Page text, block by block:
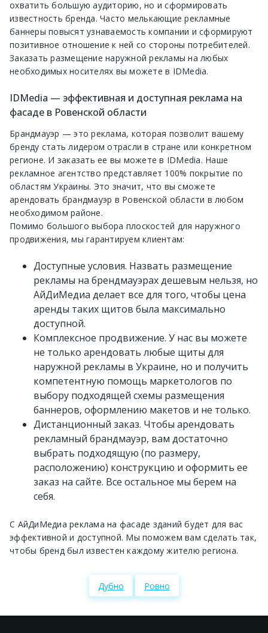
охватить большую аудиторию, но и сформировать
известность бренда. Часто мелькающие рекламные
баннеры повысят узнаваемость компании и сформируют
позитивное отношение к ней со стороны потребителей.
Заказать размещение наружной рекламы на любых
необходимых носителях вы можете в IDMedia.
IDMedia — эффективная и доступная реклама на
фасаде в Ровенской области
Брандмауэр — это реклама, которая позволит вашему
бренду стать лидером отрасли в стране или конкретном
регионе. И заказать ее вы можете в IDMedia. Наше
рекламное агентство представляет 100% покрытие по
областям Украины. Это значит, что вы сможете
арендовать брандмауэр в Ровенской области в любом
необходимом районе.
Помимо большого выбора плоскостей для наружного
продвижения, мы гарантируем клиентам:
Доступные условия. Назвать размещение
рекламы на брендмауэрах дешевым нельзя, но
АйДиМедиа делает все для того, чтобы цена
аренды таких щитов была максимально
доступной.
Комплексное продвижение. У нас вы можете
не только арендовать любые щиты для
наружной рекламы в Украине, но и получить
компетентную помощь маркетологов по
выбору подходящей схемы размещения
баннеров, оформлению макетов и не только.
Дистанционный заказ. Чтобы арендовать
рекламный брандмауэр, вам достаточно
выбрать подходящую (по размеру,
расположению) конструкцию и оформить ее
заказ на сайте. Все остальное мы берем на
себя.
С АйДиМедиа реклама на фасаде зданий будет для вас
эффективной и доступной. Мы поможем вам сделать так,
чтобы бренд был известен каждому жителю региона.
Дубно Ровно